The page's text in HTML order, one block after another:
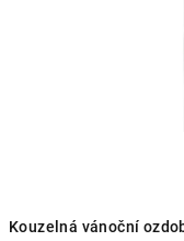
Kouzelná vánoční